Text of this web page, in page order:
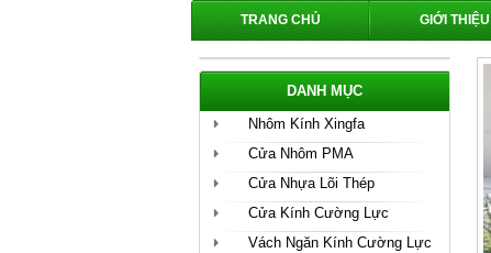
TRANG CHỦ GIỚI THIỆU
DANH MỤC
Nhôm Kính Xingfa
Cửa Nhôm PMA
Cửa Nhựa Lõi Thép
Cửa Kính Cường Lực
Vách Ngăn Kính Cường Lực